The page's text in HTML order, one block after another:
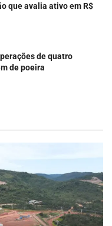
que avalia ativo em R$
de quatro
de poeira